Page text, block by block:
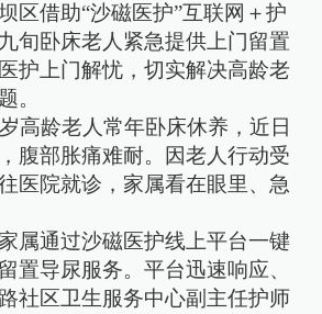
区借助“沙磁医护”互联网＋护
旬卧床老人紧急提供上门留置
护上门解忧，切实解决高龄老
。
高龄老人常年卧床休养，近日
腹部胀痛难耐。因老人行动受
医院就诊，家属看在眼里、急
属通过沙磁医护线上平台一键
置导尿服务。平台迅速响应、
社区卫生服务中心副主任护师